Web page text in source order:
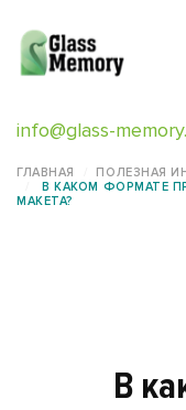
info@glass-
ГЛАВНАЯ
ПОЛЕЗНАЯ
В КАКОМ ФОРМАТЕ
МАКЕТА?
В